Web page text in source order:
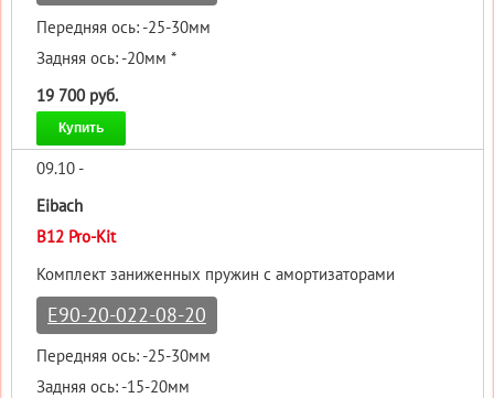
Передняя ось: -25-30мм
Задняя ось: -20мм *
19 700 руб.
Купить
09.10 -
Eibach
B12 Pro-Kit
Комплект заниженных пружин с амортизаторами
E90-20-022-08-20
Передняя ось: -25-30мм
Задняя ось: -15-20мм